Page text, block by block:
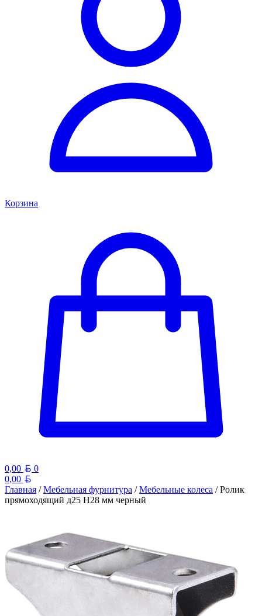
Корзина
0,00 Белорусский рубль
0
0,00
Главная /Мебельная фурнитура /Мебельные колеса / Ролик
прямоходящий д25 Н28 мм черный